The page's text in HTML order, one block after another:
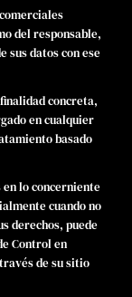
del responsable,
sus datos con ese
concreta,
en cualquier
basado
en lo concerniente
cuando no
derechos, puede
Control en
de su sitio